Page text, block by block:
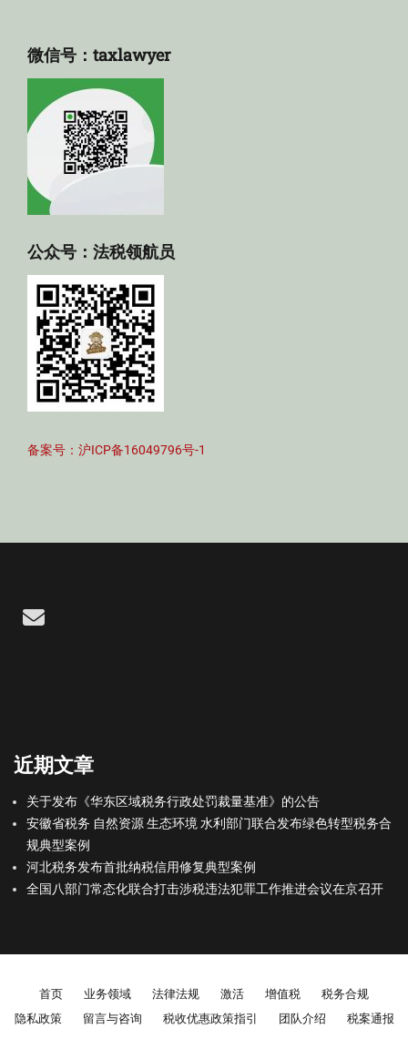
微信号：taxlawyer
公众号：法税领航员
备案号：沪ICP备16049796号-1
Email
近期文章
关于发布《华东区域税务行政处罚裁量基准》的公告
安徽省税务 自然资源 生态环境 水利部门联合发布绿色转型税务合
规典型案例
河北税务发布首批纳税信用修复典型案例
全国八部门常态化联合打击涉税违法犯罪工作推进会议在京召开
Footer menu
首页 业务领域 法律法规 激活 增值税
税务合规
隐私政策
留言与咨询 税收优惠政策指引 团队介绍 税案通报